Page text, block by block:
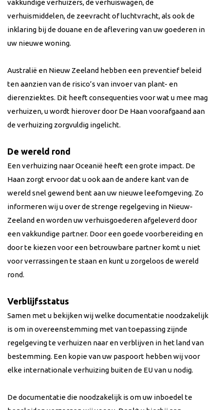
vakkundige verhuizers, de verhuiswagen, de
verhuismiddelen, de zeevracht of luchtvracht, als ook de
inklaring bij de douane en de aflevering van uw goederen in
uw nieuwe woning.
Australië en Nieuw Zeeland hebben een preventief beleid
ten aanzien van de risico’s van invoer van plant- en
dierenziektes. Dit heeft consequenties voor wat u mee mag
verhuizen, u wordt hierover door De Haan voorafgaand aan
de verhuizing zorgvuldig ingelicht.
De wereld rond
Een verhuizing naar Oceanië heeft een grote impact. De
Haan zorgt ervoor dat u ook aan de andere kant van de
wereld snel gewend bent aan uw nieuwe leefomgeving. Zo
informeren wij u over de strenge regelgeving in Nieuw-
Zeeland en worden uw verhuisgoederen afgeleverd door
een vakkundige partner. Door een goede voorbereiding en
door te kiezen voor een betrouwbare partner komt u niet
voor verrassingen te staan en kunt u zorgeloos de wereld
rond.
Verblijfsstatus
Samen met u bekijken wij welke documentatie noodzakelijk
is om in overeenstemming met van toepassing zijnde
regelgeving te verhuizen naar en verblijven in het land van
bestemming. Een kopie van uw paspoort hebben wij voor
elke internationale verhuizing buiten de EU van u nodig.
De documentatie die noodzakelijk is om uw inboedel te